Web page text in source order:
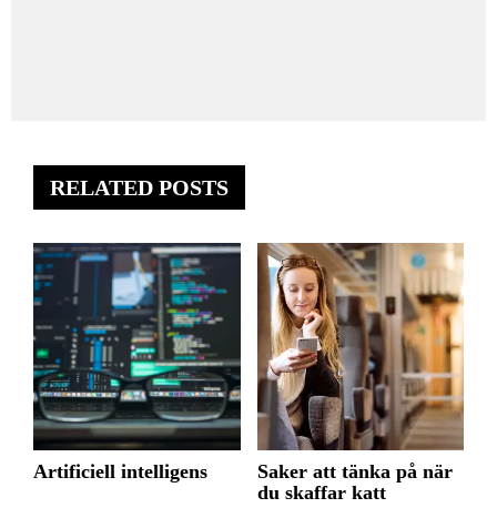
RELATED POSTS
Artificiell intelligens
Saker att tänka på när
du skaffar katt